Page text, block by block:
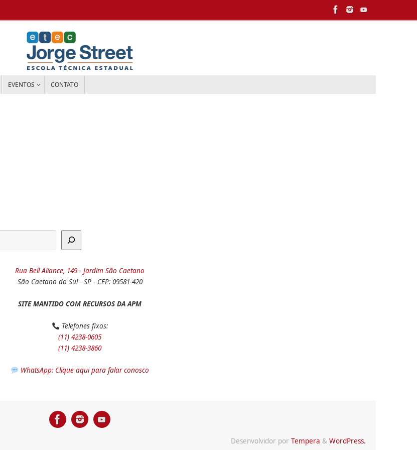
EVENTOS CONTATO
Rua Bell Aliance, 149 - Jardim São Caetano
São Caetano do Sul - SP - CEP: 09581-420
SITE MANTIDO COM RECURSOS DA APM
Telefones fixos:
(11) 4238-0605
(11) 4238-3860
WhatsApp: Clique aqui para falar conosco
Desenvolvidor por Tempera & WordPress.